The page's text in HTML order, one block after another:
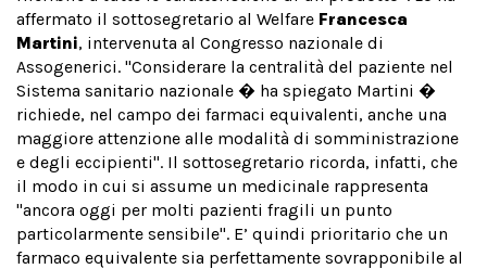
affermato il sottosegretario al Welfare Francesca
Martini, intervenuta al Congresso nazionale di
Assogenerici. "Considerare la centralità del paziente nel
Sistema sanitario nazionale � ha spiegato Martini �
richiede, nel campo dei farmaci equivalenti, anche una
maggiore attenzione alle modalità di somministrazione
e degli eccipienti". Il sottosegretario ricorda, infatti, che
il modo in cui si assume un medicinale rappresenta
"ancora oggi per molti pazienti fragili un punto
particolarmente sensibile". E’ quindi prioritario che un
farmaco equivalente sia perfettamente sovrapponibile al